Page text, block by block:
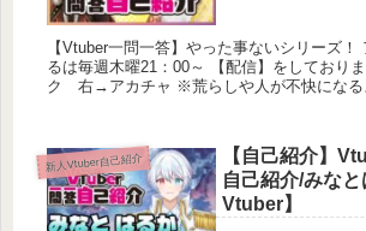
【Vtuber一問一答】やった事ないシリーズ！ アカエルちゃんね
るは毎週木曜21：00～ 【配信】をしており
ク 右→アカチャ ※荒らしや人が不快になるような発言は控え
新人Vtuber自己紹介
【自己紹介】
自己紹介/みな
Vtuber】